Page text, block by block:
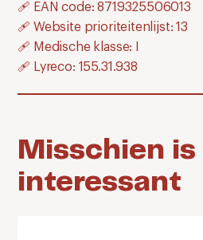
🩹 EAN code: 8719325506013
🩹 Website prioriteitenlijst: 13
🩹 Medische klasse: I
🩹 Lyreco: 155.31.938
Misschien
interessant